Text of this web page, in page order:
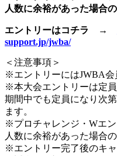
人数に余裕があった場合
エントリーはコチラ →
support.jp/jwba/
＜注意事項＞
※エントリーにはJWBA会
※本大会エントリーは定
期間中でも定員になり次
ます。
※プロチャレンジ・Wエ
人数に余裕があった場合
※エントリー完了後のキ